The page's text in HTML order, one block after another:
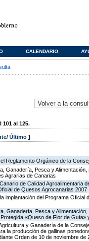
CALENDARIO
al 125.
/ Último ]
Reglamento Orgánico de la
Ganadería, Pesca y
Agrarias de Canarias
de Calidad Agroalimentaria
de Quesos Agrocanarias 2007
implantación del Programa Oficial
Ganadería, Pesca y
«Queso de Flor de Guía»
y Ganadería de la
la producción de gallinas
Orden de 10 de noviembre de